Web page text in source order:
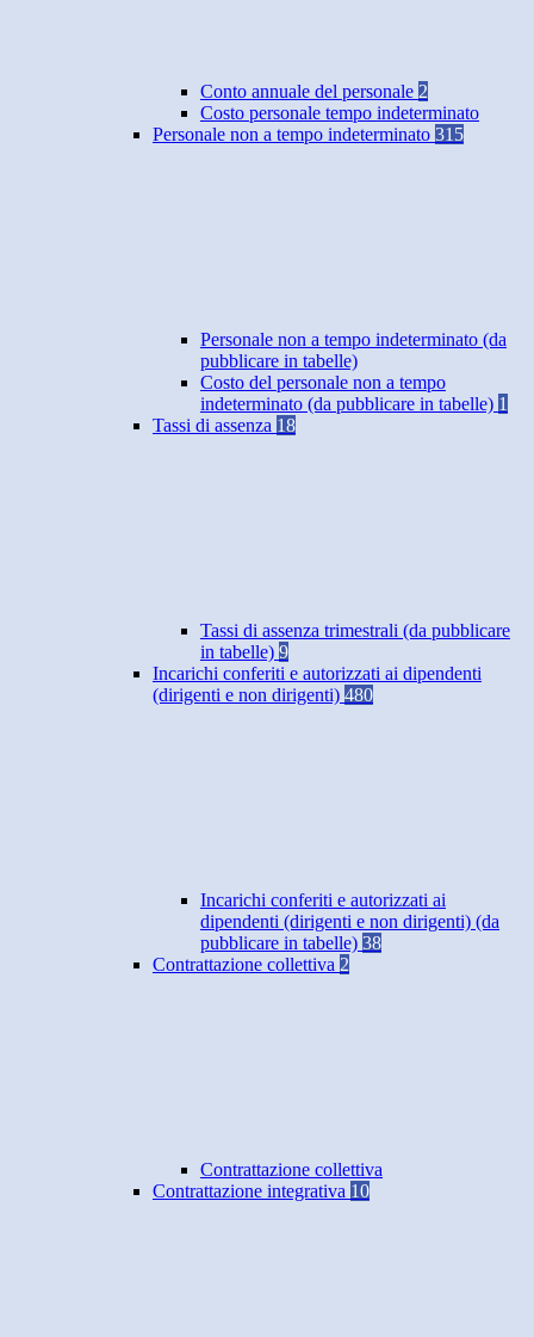
Conto annuale del personale 2
Costo personale tempo indeterminato
Personale non a tempo indeterminato 315
Personale non a tempo indeterminato (da
pubblicare in tabelle)
Costo del personale non a tempo
indeterminato (da pubblicare in tabelle) 1
Tassi di assenza 18
Tassi di assenza trimestrali (da pubblicare
in tabelle) 9
Incarichi conferiti e autorizzati ai dipendenti
(dirigenti e non dirigenti) 480
Incarichi conferiti e autorizzati ai
dipendenti (dirigenti e non dirigenti) (da
pubblicare in tabelle) 38
Contrattazione collettiva 2
Contrattazione collettiva
Contrattazione integrativa 10